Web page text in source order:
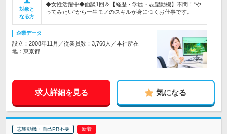
対象と
なる方
◆女性活躍中◆面談1回＆【経歴・学歴・志望動機】不問！“や
ってみたい”から一生モノのスキルが身につくお仕事です。
企業データ
設立：2008年11月／従業員数：3,760人／本社所在
地：東京都
求人詳細を見る 気になる
志望動機・自己PR不要